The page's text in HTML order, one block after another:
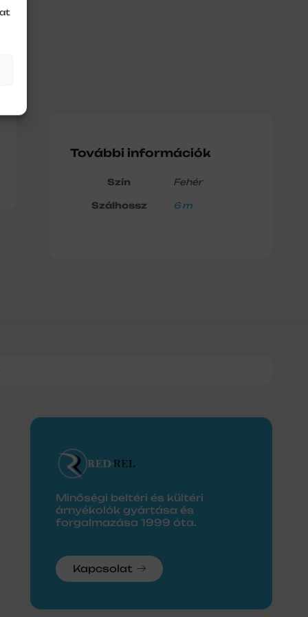
További információk
Szín Fehér
Szálhossz 6 m
Minőségi beltéri és kültéri
árnyékolók gyártása és
forgalmazása 1999 óta.
Kapcsolat